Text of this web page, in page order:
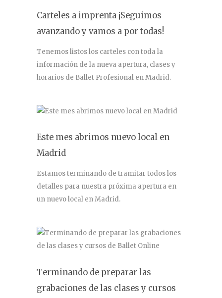
Carteles a imprenta ¡Seguimos
avanzando y vamos a por todas!
Tenemos listos los carteles con toda la
información de la nueva apertura, clases y
horarios de Ballet Profesional en Madrid.
Este mes abrimos nuevo local en
Madrid
Estamos terminando de tramitar todos los
detalles para nuestra próxima apertura en
un nuevo local en Madrid.
Terminando de preparar las
grabaciones de las clases y cursos